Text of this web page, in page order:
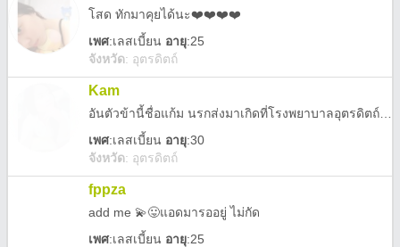
โสด ทักมาคุยได้นะ❤️❤️❤️❤️
เพศ:เลสเบี้ยน อายุ:25
จังหวัด: อุตรดิตถ์
Kam
เพศ:เลสเบี้ยน อายุ:30
จังหวัด: อุตรดิตถ์
fppza
add me 💫😛แอดมารออยู่ ไม่กัด
เพศ:เลสเบี้ยน อายุ:25